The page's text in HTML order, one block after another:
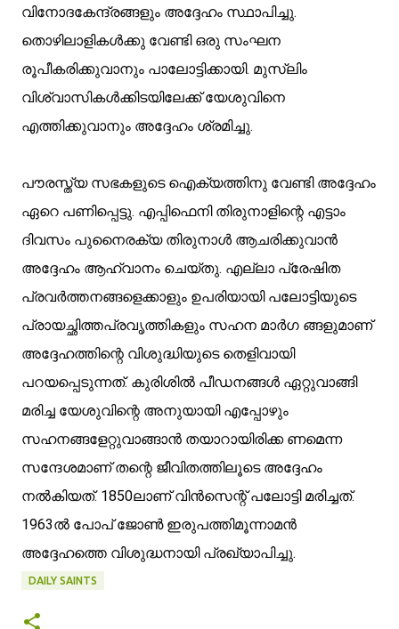
വിനോദകേന്ദ്രങ്ങളും അദ്ദേഹം സ്ഥാപിച്ചു.
തൊഴിലാളികള്‍ക്കു വേണ്ടി ഒരു സംഘന
രൂപീകരിക്കുവാനും പാലോട്ടിക്കായി. മുസ്‌ലിം
വിശ്വാസികള്‍ക്കിടയിലേക്ക് യേശുവിനെ
എത്തിക്കുവാനും അദ്ദേഹം ശ്രമിച്ചു.
പൗരസ്ത്യ സഭകളുടെ ഐക്യത്തിനു വേണ്ടി അദ്ദേഹം
ഏറെ പണിപ്പെട്ടു. എപ്പിഫെനി തിരുനാളിന്റെ എട്ടാം
ദിവസം പുനൈരക്യ തിരുനാള്‍ ആചരിക്കുവാന്‍
അദ്ദേഹം ആഹ്വാനം ചെയ്തു. എല്ലാ പ്രേഷിത
പ്രവര്‍ത്തനങ്ങളെക്കാളും ഉപരിയായി പലോട്ടിയുടെ
പ്രായച്ഛിത്തപ്രവൃത്തികളും സഹന മാര്‍ഗ ങ്ങളുമാണ്
അദ്ദേഹത്തിന്റെ വിശുദ്ധിയുടെ തെളിവായി
പറയപ്പെടുന്നത്. കുരിശില്‍ പീഡനങ്ങള്‍ ഏറ്റുവാങ്ങി
മരിച്ച യേശുവിന്റെ അനുയായി എപ്പോഴും
സഹനങ്ങളേറ്റുവാങ്ങാന്‍ തയാറായിരിക്ക ണമെന്ന
സന്ദേശമാണ് തന്റെ ജീവിതത്തിലൂടെ അദ്ദേഹം
നല്‍കിയത്. 1850ലാണ് വിന്‍സെന്റ് പലോട്ടി മരിച്ചത്.
1963ല്‍ പോപ് ജോണ്‍ ഇരുപത്തിമൂന്നാമന്‍
അദ്ദേഹത്തെ വിശുദ്ധനായി പ്രഖ്യാപിച്ചു.
DAILY SAINTS